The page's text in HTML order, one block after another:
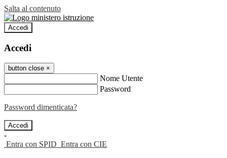
Salta al contenuto
Accedi
Accedi
button close ×
Nome Utente
Password
Password dimenticata?
-
Entra con SPID Entra con CIE